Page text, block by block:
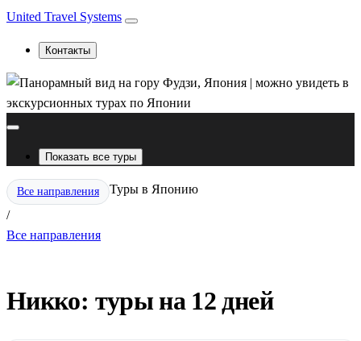
United Travel Systems
Контакты
Показать все туры
Все направления
/
Туры в Японию
Все направления
Никко: туры на 12 дней